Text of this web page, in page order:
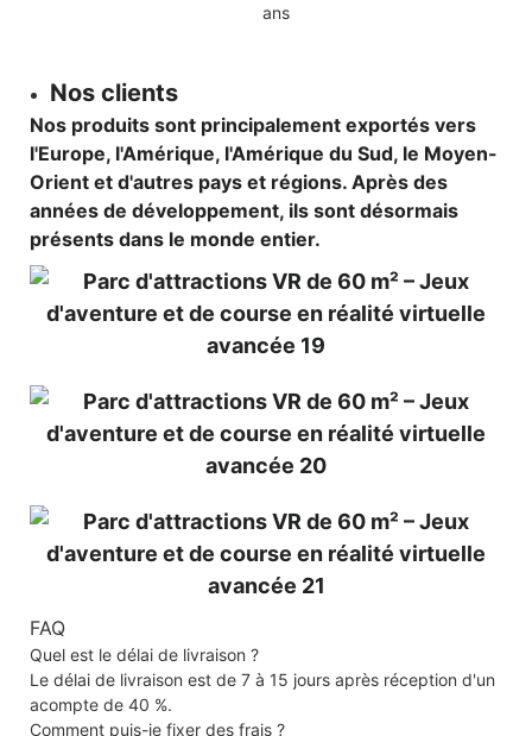
ans
Nos clients
Nos produits sont principalement exportés vers
l'Europe, l'Amérique, l'Amérique du Sud, le Moyen-
Orient et d'autres pays et régions. Après des
années de développement, ils sont désormais
présents dans le monde entier.
FAQ
Quel est le délai de livraison ?
Le délai de livraison est de 7 à 15 jours après réception d'un
acompte de 40 %.
Comment puis-je fixer des frais ?